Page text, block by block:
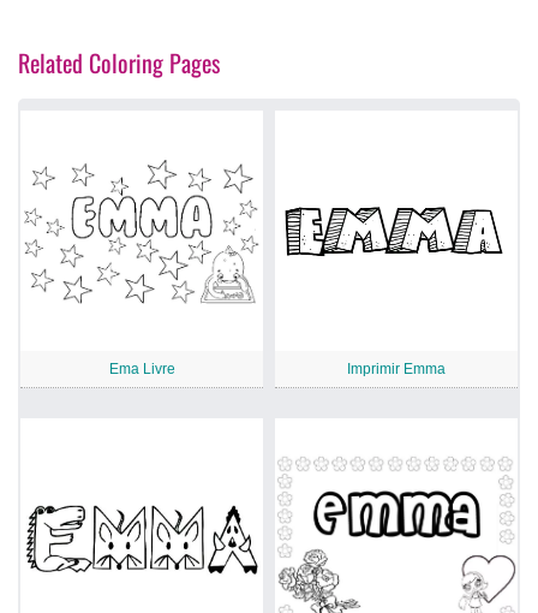
Related Coloring Pages
Ema Livre Imprimir Emma